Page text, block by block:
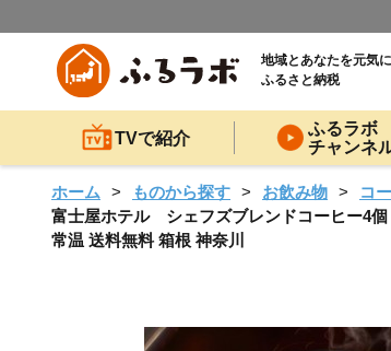
地域とあなたを元気
ふるさと納税
TVで紹介
ふるラボ
チャンネ
ホーム ものから探す お飲み物
コ
富士屋ホテル シェフズブレンドコーヒー4個
常温 送料無料 箱根 神奈川